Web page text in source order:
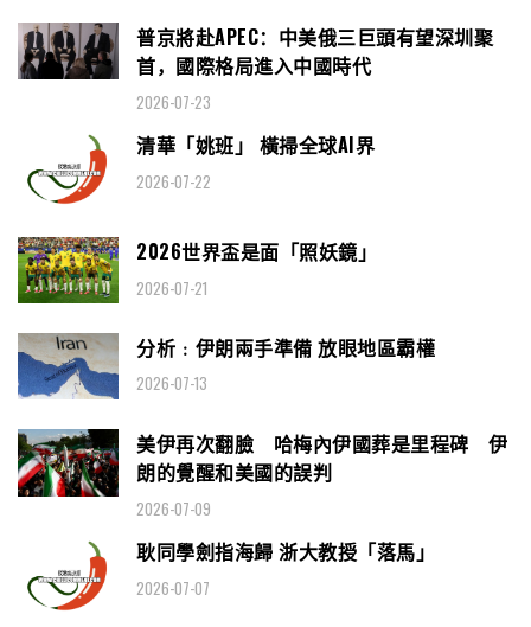
普京將赴APEC：中美俄三巨頭有望深圳聚
首，國際格局進入中國時代
2026-07-23
清華「姚班」 橫掃全球AI界
2026-07-22
2026世界盃是面「照妖鏡」
2026-07-21
分析﹕伊朗兩手準備 放眼地區霸權
2026-07-13
美伊再次翻臉 哈梅內伊國葬是里程碑 伊
朗的覺醒和美國的誤判
2026-07-09
耿同學劍指海歸 浙大教授「落馬」
2026-07-07